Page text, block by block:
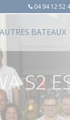
04 94 12 52
AUTRES BATEAUX
S2